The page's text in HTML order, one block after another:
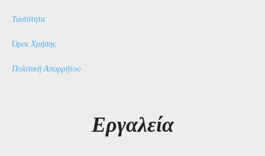
Ταυτότητα
Όροι Χρήσης
Πολιτική Απορρήτου
Εργαλεία